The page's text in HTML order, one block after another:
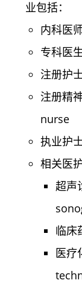
业包括：
内科医
专科医
注册护
注册精
nurse
执业护
相关医
超声
临床
医疗